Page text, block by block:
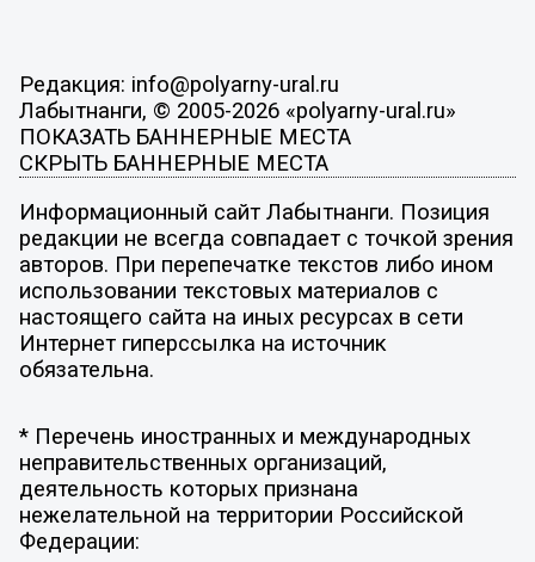
Редакция: info@polyarny-ural.ru
Лабытнанги, © 2005-2026 «polyarny-ural.ru»
ПОКАЗАТЬ БАННЕРНЫЕ МЕСТА
СКРЫТЬ БАННЕРНЫЕ МЕСТА
Информационный сайт Лабытнанги. Позиция
редакции не всегда совпадает с точкой зрения
авторов. При перепечатке текстов либо ином
использовании текстовых материалов с
настоящего сайта на иных ресурсах в сети
Интернет гиперссылка на источник
обязательна.
* Перечень иностранных и международных
неправительственных организаций,
деятельность которых признана
нежелательной на территории Российской
Федерации: